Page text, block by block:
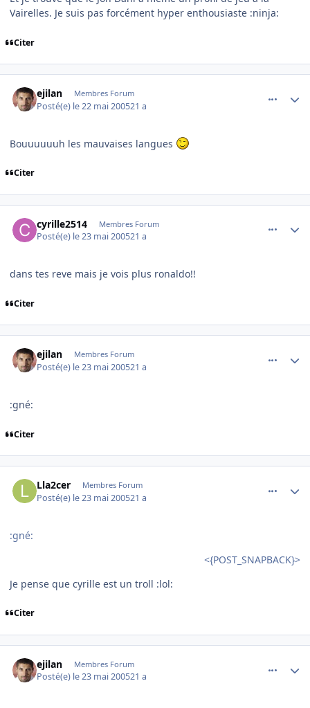
Vairelles. Je suis pas forcément hyper enthousiaste :ninja:
Citer
ejilan Membres Forum
Posté(e) le 22 mai 200521 a
Bouuuuuuh les mauvaises langues
Citer
cyrille2514 Membres Forum
Posté(e) le 23 mai 200521 a
dans tes reve mais je vois plus ronaldo!!
Citer
ejilan Membres Forum
Posté(e) le 23 mai 200521 a
:gné:
Citer
Lla2cer Membres Forum
Posté(e) le 23 mai 200521 a
:gné:
<{POST_SNAPBACK}>
Je pense que cyrille est un troll :lol:
Citer
ejilan Membres Forum
Posté(e) le 23 mai 200521 a